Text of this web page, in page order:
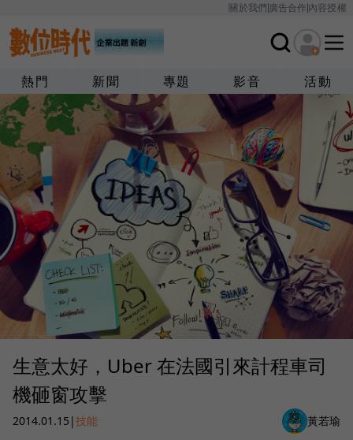
關於我們廣告合作內容授權
熱門 新聞 專題 影音 活動
生意太好，Uber 在法國引來計程車司
機砸窗攻擊
2014.01.15 |技能 黃若瑜